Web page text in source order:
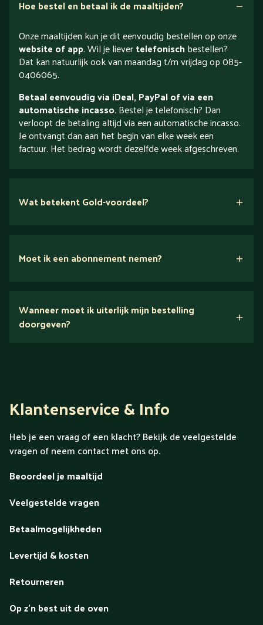
Hoe bestel en betaal ik de maaltijden?
Onze maaltijden kun je dit eenvoudig bestellen op onze
website of app. Wil je lievertelefonischbestellen?
Dat kan natuurlijk ook van maandag t/m vrijdag op 085-
0406065.
Betaal eenvoudig via iDeal, PayPal of via een
automatische incasso. Bestel je telefonisch? Dan
verloopt de betaling altijd via een automatische incasso.
Je ontvangt dan aan het begin van elke week een
factuur. Het bedrag wordt dezelfde week afgeschreven.
Wat betekent Gold-voordeel?
Ontdek alles over Gold
Moet ik een abonnement nemen?
Wanneer moet ik uiterlijk mijn bestelling
doorgeven?
Klantenservice & Info
Heb je een vraag of een klacht? Bekijk de veelgestelde
vragen of neem contact met ons op.
Beoordeel je maaltijd
Veelgestelde vragen
Betaalmogelijkheden
Levertijd & kosten
Retourneren
Op z'n best uit de oven